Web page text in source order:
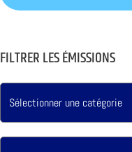
FILTRER LES ÉMISSIONS